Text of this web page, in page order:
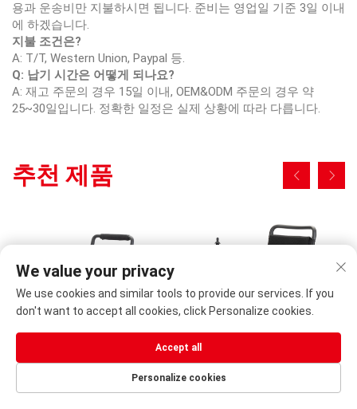
용과 운송비만 지불하시면 됩니다. 준비는 영업일 기준 3일 이내
에 하겠습니다.
지불 조건은?
A: T/T, Western Union, Paypal 등.
Q: 납기 시간은 어떻게 되나요?
A: 재고 주문의 경우 15일 이내, OEM&ODM 주문의 경우 약
25~30일입니다. 정확한 일정은 실제 상황에 따라 다릅니다.
추천 제품
휴대용 마그네슘 합금 동력
접이식 알루미늄 합금 파워
We value your privacy
We use cookies and similar tools to provide our services. If you
don't want to accept all cookies, click Personalize cookies.
Personalize cookies
Accept all